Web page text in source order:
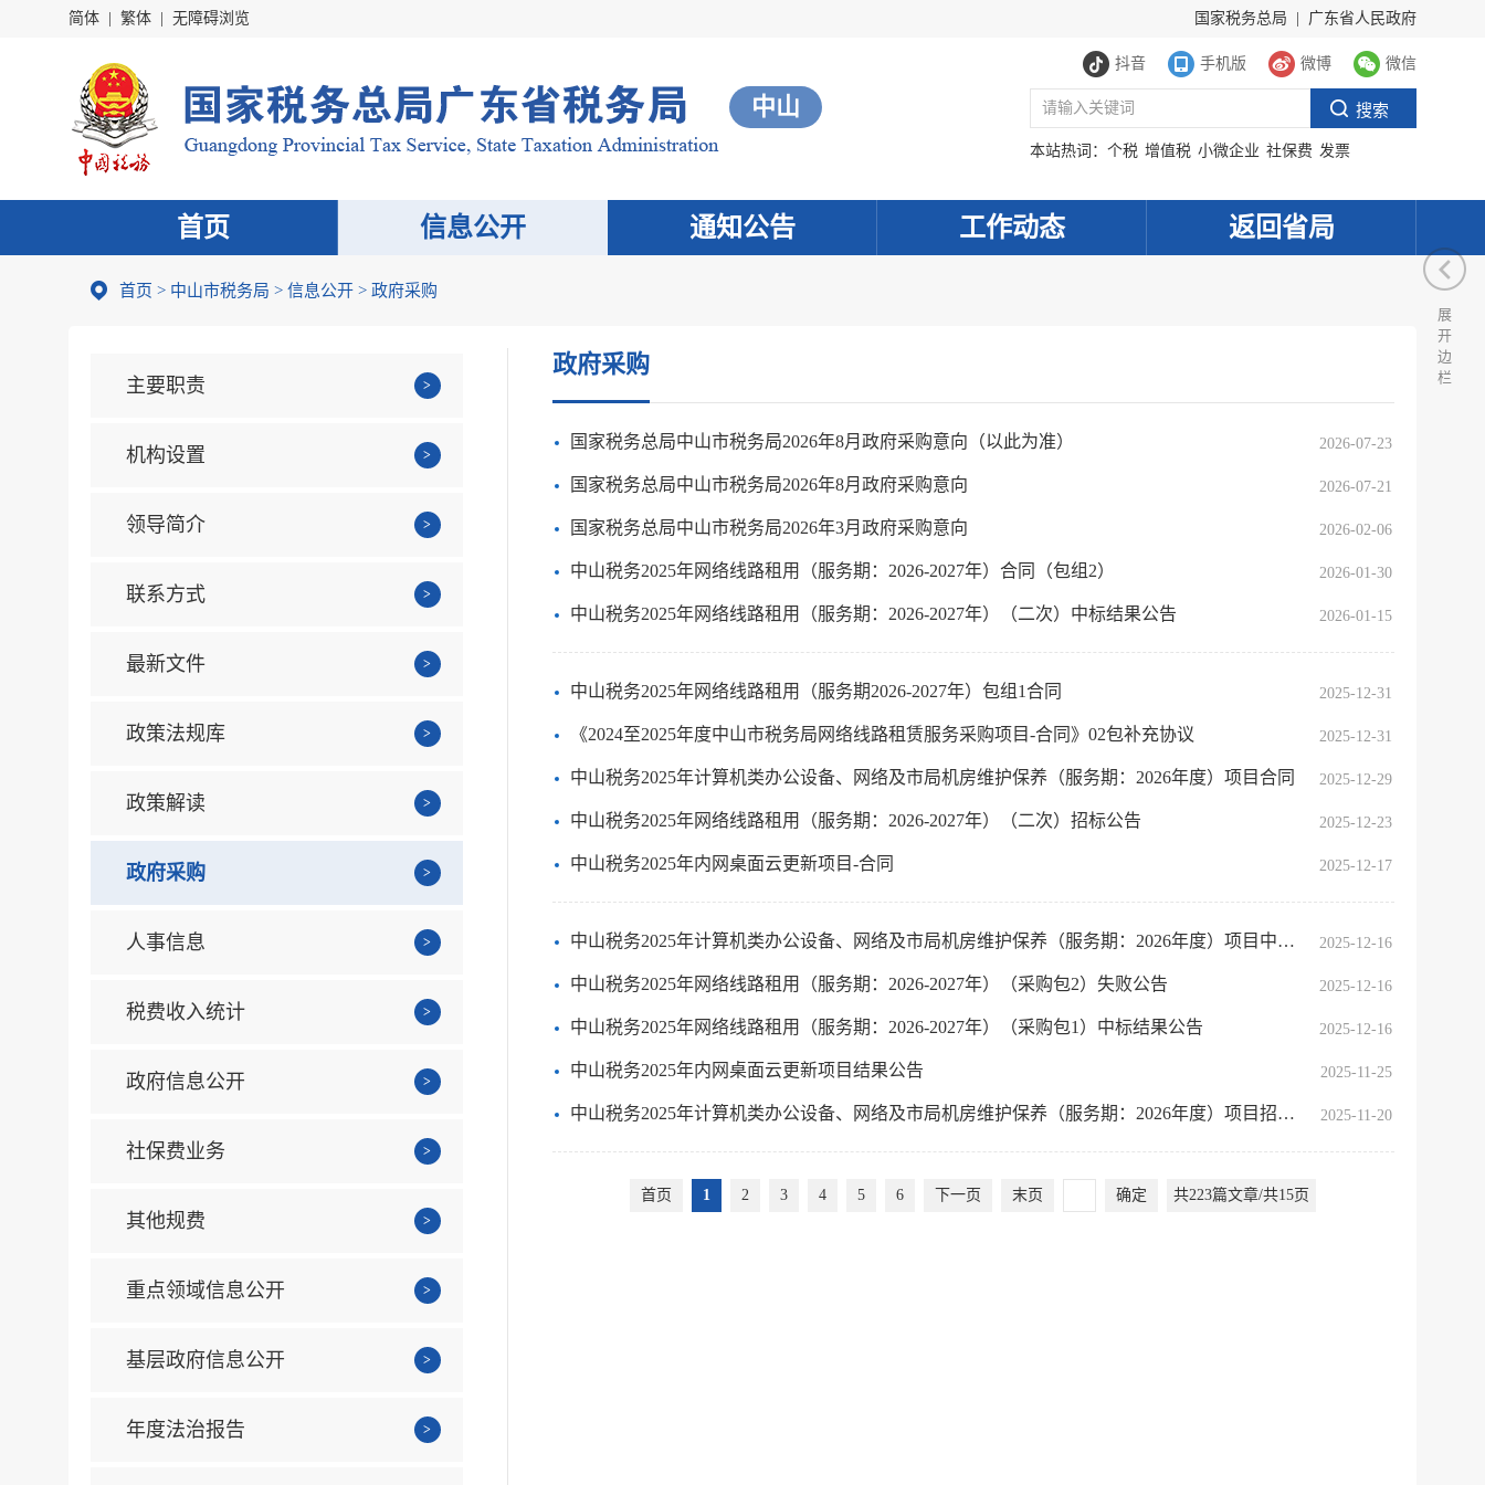
简体 繁体 无障碍浏览 国家税务总局 广东省人民政府
抖音 手机版 微博 微信
中山
本站热词： 个税 增值税 小微企业 社保费 发票
首页 信息公开 通知公告 工作动态 返回省局
首页 > 中山市税务局 > 信息公开 > 政府采购
主要职责
机构设置
领导简介
联系方式
最新文件
政策法规库
政策解读
政府采购
人事信息
税费收入统计
政府信息公开
社保费业务
其他规费
重点领域信息公开
基层政府信息公开
年度法治报告
政府采购
国家税务总局中山市税务局2026年8月政府采购意向（以此为准） 2026-07-23
国家税务总局中山市税务局2026年8月政府采购意向 2026-07-21
国家税务总局中山市税务局2026年3月政府采购意向 2026-02-06
中山税务2025年网络线路租用（服务期：2026-2027年）合同（包组2） 2026-01-30
中山税务2025年网络线路租用（服务期：2026-2027年）（二次）中标结果公告 2026-01-15
中山税务2025年网络线路租用（服务期2026-2027年）包组1合同 2025-12-31
《2024至2025年度中山市税务局网络线路租赁服务采购项目-合同》02包补充协议 2025-12-31
中山税务2025年计算机类办公设备、网络及市局机房维护保养（服务期：2026年度）项目合同 2025-12-29
中山税务2025年网络线路租用（服务期：2026-2027年）（二次）招标公告 2025-12-23
中山税务2025年内网桌面云更新项目-合同 2025-12-17
中山税务2025年计算机类办公设备、网络及市局机房维护保养（服务期：2026年度）项目中标结果公告 2025-12-16
中山税务2025年网络线路租用（服务期：2026-2027年）（采购包2）失败公告 2025-12-16
中山税务2025年网络线路租用（服务期：2026-2027年）（采购包1）中标结果公告 2025-12-16
中山税务2025年内网桌面云更新项目结果公告 2025-11-25
中山税务2025年计算机类办公设备、网络及市局机房维护保养（服务期：2026年度）项目招标公告 2025-11-20
首页 1 2 3 4 5 6 下一页 末页 确定 共223篇文章/共15页
展
开
边
栏